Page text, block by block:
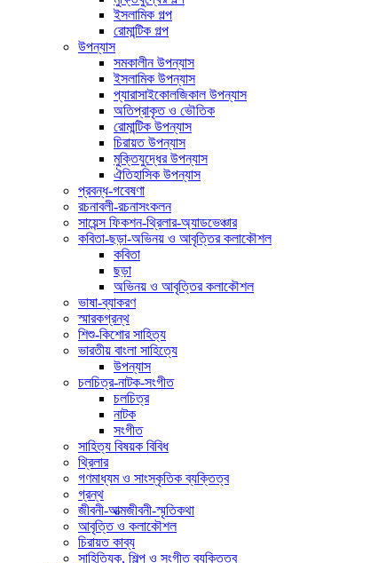
ইসলামিক গল্প
রোমান্টিক গল্প
উপন্যাস
সমকালীন উপন্যাস
ইসলামিক উপন্যাস
প্যারাসাইকোলজিকাল উপন্যাস
অতিপ্রাকৃত ও ভৌতিক
রোমান্টিক উপন্যাস
চিরায়ত উপন্যাস
মুক্তিযুদ্ধের উপন্যাস
ঐতিহাসিক উপন্যাস
প্রবন্ধ-গবেষণা
রচনাবলী-রচনাসংকলন
সায়েন্স ফিকশন-থ্রিলার-অ্যাডভেঞ্চার
কবিতা-ছড়া-অভিনয় ও আবৃত্তির কলাকৌশল
কবিতা
ছড়া
অভিনয় ও আবৃত্তির কলাকৌশল
ভাষা-ব্যাকরণ
স্মারকগ্রন্থ
শিশু-কিশোর সাহিত্য
ভারতীয় বাংলা সাহিত্যে
উপন্যাস
চলচিত্র-নাটক-সংগীত
চলচিত্র
নাটক
সংগীত
সাহিত্য বিষয়ক বিবিধ
থ্রিলার
গণমাধ্যম ও সাংস্কৃতিক ব্যক্তিত্ব
গ্রন্থ
জীবনী-আত্মজীবনী-স্মৃতিকথা
আবৃত্তি ও কলাকৌশল
চিরায়ত কাব্য
সাহিত্যিক, শিল্প ও সংগীত ব্যক্তিত্ব